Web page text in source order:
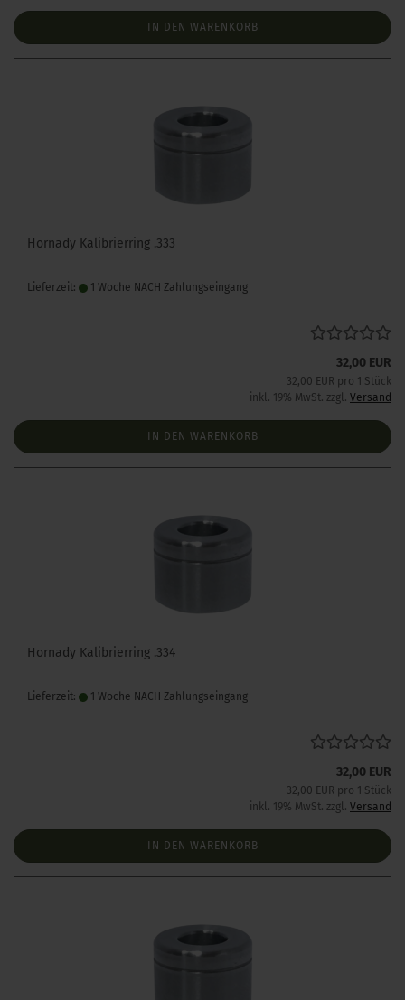
IN DEN WARENKORB
Hornady Kalibrierring .333
Lieferzeit: 1 Woche NACH Zahlungseingang
32,00 EUR
32,00 EUR pro 1 Stück
inkl. 19% MwSt. zzgl. Versand
IN DEN WARENKORB
Hornady Kalibrierring .334
Lieferzeit: 1 Woche NACH Zahlungseingang
32,00 EUR
32,00 EUR pro 1 Stück
inkl. 19% MwSt. zzgl. Versand
IN DEN WARENKORB